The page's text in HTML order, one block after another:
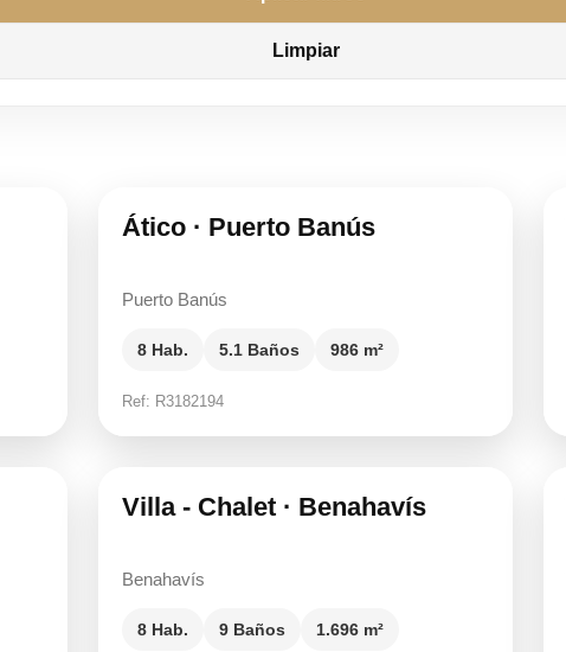
Limpiar
Ático · Puerto Banús
Puerto Banús
8 Hab. 5.1 Baños 986 m²
Ref: R3182194
Villa - Chalet · Benahavís
Benahavís
8 Hab. 9 Baños 1.696 m²